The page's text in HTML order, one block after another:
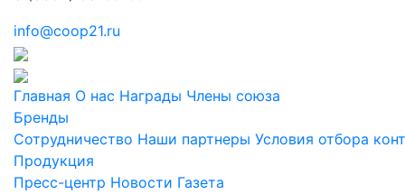
info@coop21.ru
Главная О нас Награды Члены союза
Бренды
Сотрудничество Наши партнеры Условия отбора
Продукция
Пресс-центр Новости Газета